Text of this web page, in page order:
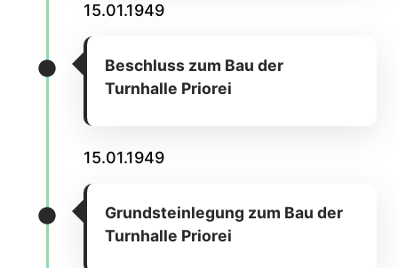
15.01.1949
Beschluss zum Bau der
Turnhalle Priorei
15.01.1949
Grundsteinlegung zum Bau der
Turnhalle Priorei